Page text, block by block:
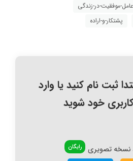
عامل-موفقیت-در-زندگی
پشتکار-و-اراده
ثبت نام کنید یا وارد
خود شوید
نسخه تصویری رایگان